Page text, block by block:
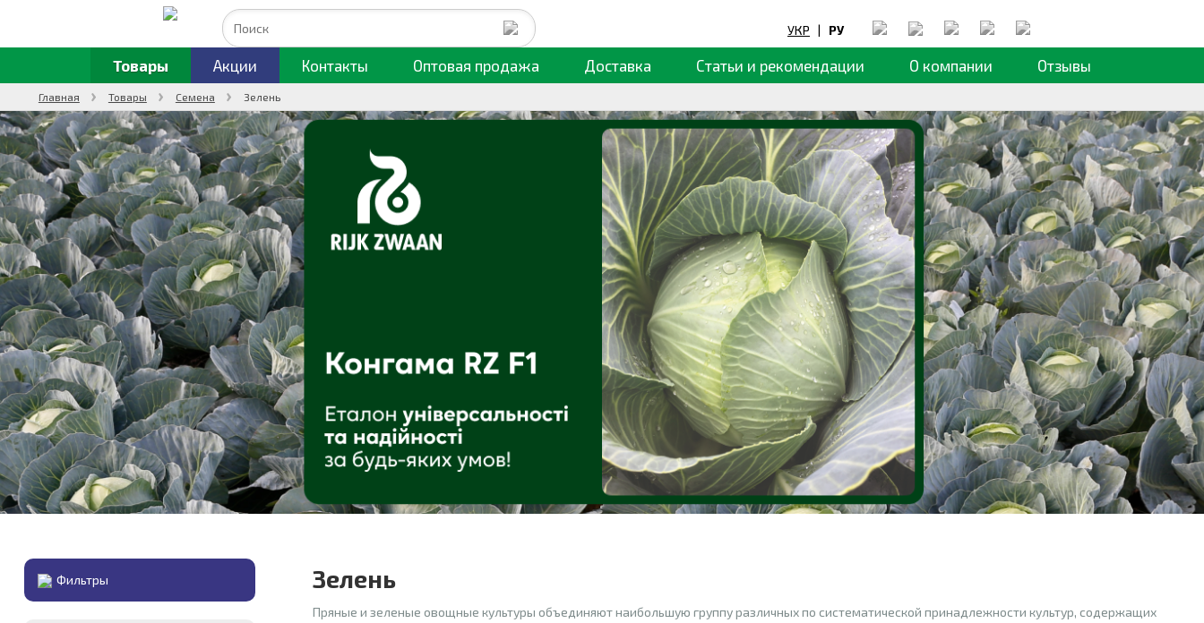
УКР | РУ
Товары Акции Контакты Оптовая продажа Доставка Статьи и рекомендации О компании Отзывы
Главная Товары Семена Зелень
Фильтры Зелень
Пряные и зеленые овощные культуры объединяют наибольшую группу различных по систематической принадлежности культур, содержащих